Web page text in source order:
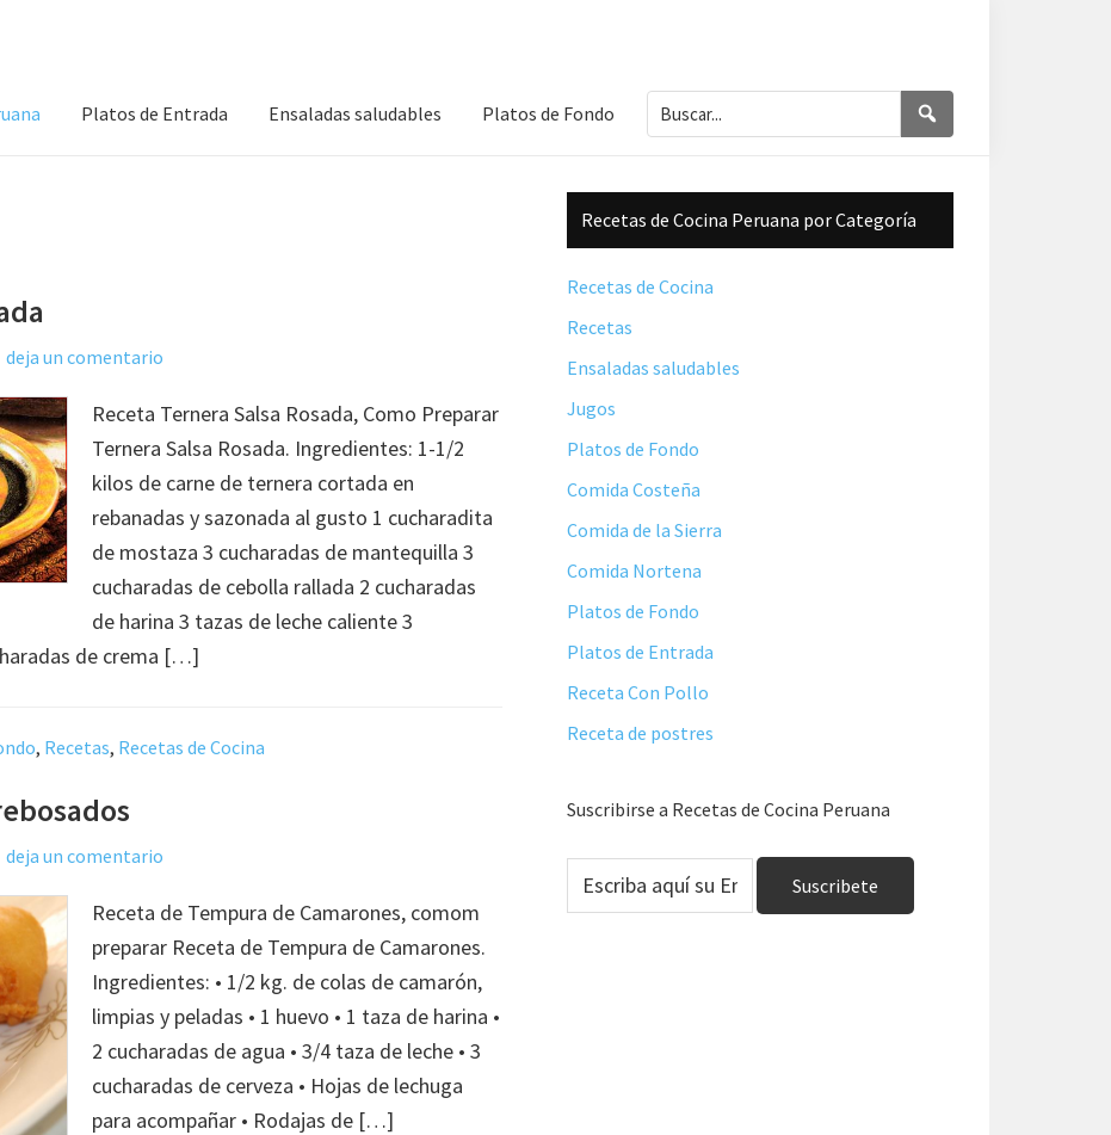
Platos de Entrada Ensaladas saludables Platos de Fondo Buscar...
deja un comentario
Receta Ternera Salsa Rosada, Como Preparar
Ternera Salsa Rosada. Ingredientes: 1-1/2
kilos de carne de ternera cortada en
rebanadas y sazonada al gusto 1 cucharadita
de mostaza 3 cucharadas de mantequilla 3
cucharadas de cebolla rallada 2 cucharadas
de harina 3 tazas de leche caliente 3
de crema […]
, Recetas, Recetas de Cocina
deja un comentario
Receta de Tempura de Camarones, comom
preparar Receta de Tempura de Camarones.
Ingredientes: • 1/2 kg. de colas de camarón,
limpias y peladas • 1 huevo • 1 taza de harina •
2 cucharadas de agua • 3/4 taza de leche • 3
cucharadas de cerveza • Hojas de lechuga
para acompañar • Rodajas de […]
Barra
lateral
principal
Recetas de Cocina Peruana por Categoría
Recetas de Cocina
Recetas
Ensaladas saludables
Jugos
Platos de Fondo
Comida Costeña
Comida de la Sierra
Comida Nortena
Platos de Fondo
Platos de Entrada
Receta Con Pollo
Receta de postres
Suscribirse a Recetas de Cocina Peruana